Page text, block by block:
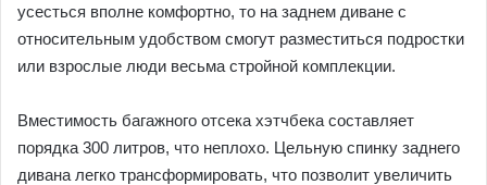
усесться вполне комфортно, то на заднем диване с
относительным удобством смогут разместиться подростки
или взрослые люди весьма стройной комплекции.
Вместимость багажного отсека хэтчбека составляет
порядка 300 литров, что неплохо. Цельную спинку заднего
дивана легко трансформировать, что позволит увеличить